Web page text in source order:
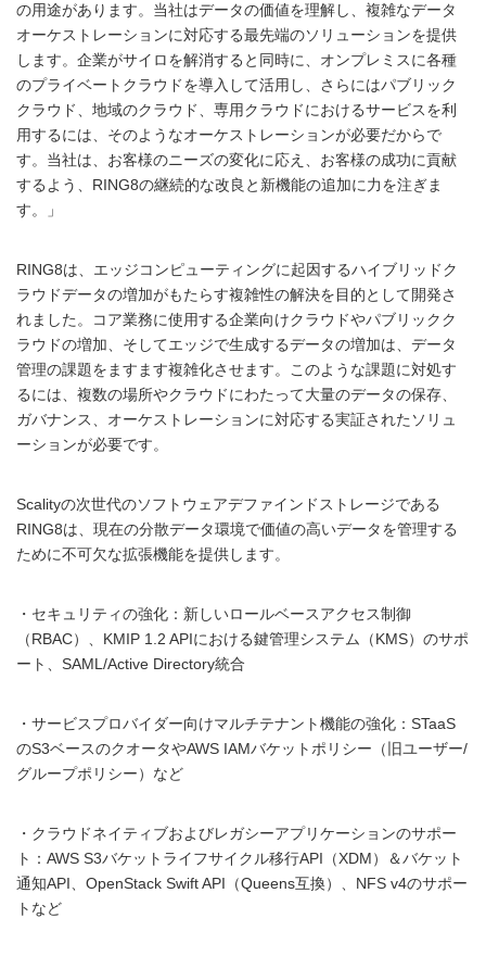
の用途があります。当社はデータの価値を理解し、複雑なデータ
オーケストレーションに対応する最先端のソリューションを提供
します。企業がサイロを解消すると同時に、オンプレミスに各種
のプライベートクラウドを導入して活用し、さらにはパブリック
クラウド、地域のクラウド、専用クラウドにおけるサービスを利
用するには、そのようなオーケストレーションが必要だからで
す。当社は、お客様のニーズの変化に応え、お客様の成功に貢献
するよう、RING8の継続的な改良と新機能の追加に力を注ぎま
す。」
RING8は、エッジコンピューティングに起因するハイブリッドク
ラウドデータの増加がもたらす複雑性の解決を目的として開発さ
れました。コア業務に使用する企業向けクラウドやパブリックク
ラウドの増加、そしてエッジで生成するデータの増加は、データ
管理の課題をますます複雑化させます。このような課題に対処す
るには、複数の場所やクラウドにわたって大量のデータの保存、
ガバナンス、オーケストレーションに対応する実証されたソリュ
ーションが必要です。
Scalityの次世代のソフトウェアデファインドストレージである
RING8は、現在の分散データ環境で価値の高いデータを管理する
ために不可欠な拡張機能を提供します。
・セキュリティの強化：新しいロールベースアクセス制御
（RBAC）、KMIP 1.2 APIにおける鍵管理システム（KMS）のサポ
ート、SAML/Active Directory統合
・サービスプロバイダー向けマルチテナント機能の強化：STaaS
のS3ベースのクオータやAWS IAMバケットポリシー（旧ユーザー/
グループポリシー）など
・クラウドネイティブおよびレガシーアプリケーションのサポー
ト：AWS S3バケットライフサイクル移行API（XDM）＆バケット
通知API、OpenStack Swift API（Queens互換）、NFS v4のサポー
トなど